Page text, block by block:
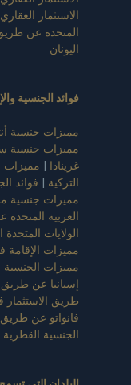
الاستثمار العقاري
المتحدة عن
اليونان
فوائد الجنسية
مميزات جنسية
مميزات جنسية
غرينادا | مميزات
التركية | فوائد
مميزات جنسية
العربية المتحدة
الولايات
مميزات الإقامة
مميزات الجنسية
إسبانيا عن طريق
طريق
فانواتو عن طريق
الجنسية